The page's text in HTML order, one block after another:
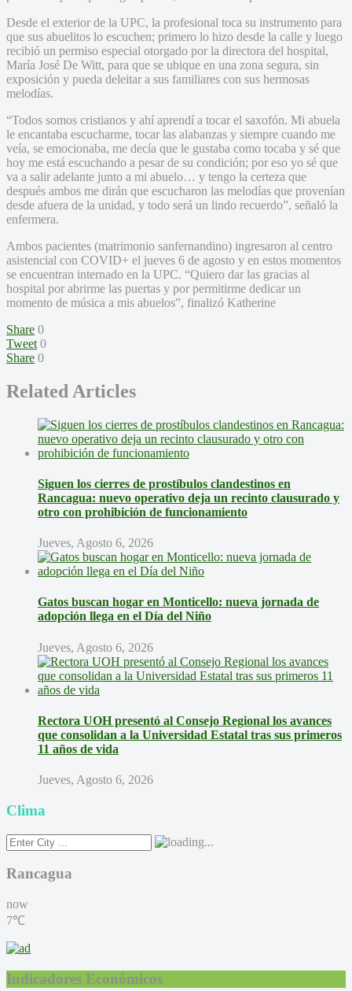
Desde el exterior de la UPC, la profesional toca su instrumento para
que sus abuelitos lo escuchen; primero lo hizo desde la calle y luego
recibió un permiso especial otorgado por la directora del hospital,
María José De Witt, para que se ubique en una zona segura, sin
exposición y pueda deleitar a sus familiares con sus hermosas
melodías.
“Todos somos cristianos y ahí aprendí a tocar el saxofón. Mi abuela
le encantaba escucharme, tocar las alabanzas y siempre cuando me
veía, se emocionaba, me decía que le gustaba como tocaba y sé que
hoy me está escuchando a pesar de su condición; por eso yo sé que
va a salir adelante junto a mi abuelo… y tengo la certeza que
después ambos me dirán que escucharon las melodías que provenían
desde afuera de la unidad, y todo será un lindo recuerdo”, señaló la
enfermera.
Ambos pacientes (matrimonio sanfernandino) ingresaron al centro
asistencial con COVID+ el jueves 6 de agosto y en estos momentos
se encuentran internado en la UPC. “Quiero dar las gracias al
hospital por abrirme las puertas y por permitirme dedicar un
momento de música a mis abuelos”, finalizó Katherine
Share 0
Tweet 0
Share 0
Related Articles
Siguen los cierres de prostíbulos clandestinos en
Rancagua: nuevo operativo deja un recinto clausurado y
otro con prohibición de funcionamiento
Jueves, Agosto 6, 2026
Gatos buscan hogar en Monticello: nueva jornada de
adopción llega en el Día del Niño
Jueves, Agosto 6, 2026
Rectora UOH presentó al Consejo Regional los avances
que consolidan a la Universidad Estatal tras sus primeros
11 años de vida
Jueves, Agosto 6, 2026
Clima
Rancagua
now
7℃
Indicadores Económicos